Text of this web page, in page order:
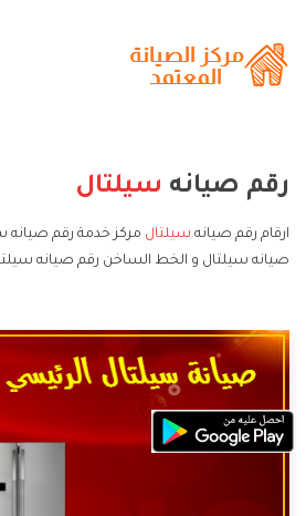
رقم صيانه سيلتال
ارقام رقم صيانه سيلتال مركز خدمة رقم صيانه
صيانه سيلتال و الخط الساخن رقم صيانه